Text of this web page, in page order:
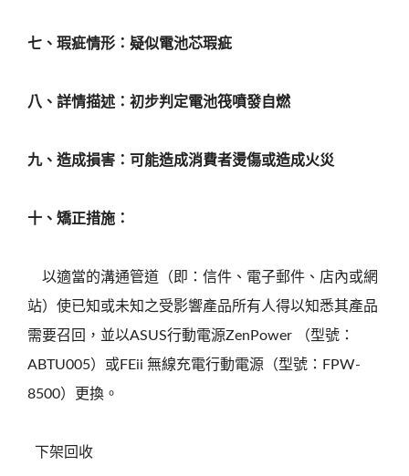
七、瑕疵情形：疑似電池芯瑕疵
八、詳情描述：初步判定電池筏噴發自燃
九、造成損害：可能造成消費者燙傷或造成火災
十、矯正措施：
 以適當的溝通管道（即：信件、電子郵件、店內或網
站）使已知或未知之受影響產品所有人得以知悉其產品
需要召回，並以ASUS行動電源ZenPower （型號：
ABTU005）或FEii 無線充電行動電源（型號：FPW-
8500）更換。
 下架回收